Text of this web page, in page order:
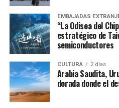
EMBAJADAS
“La Odisea del
estratégico de
semiconductores
CULTURA 2 días
Arabia Saudita,
dorada donde el